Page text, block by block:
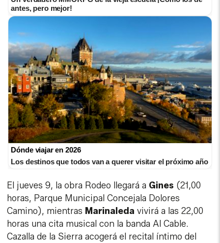
antes, pero mejor!
Dónde viajar en 2026
Los destinos que todos van a querer visitar el próximo año
El jueves 9, la obra Rodeo llegará a Gines (21,00
horas, Parque Municipal Concejala Dolores
Camino), mientras Marinaleda vivirá a las 22,00
horas una cita musical con la banda Al Cable.
Cazalla de la Sierra acogerá el recital íntimo del